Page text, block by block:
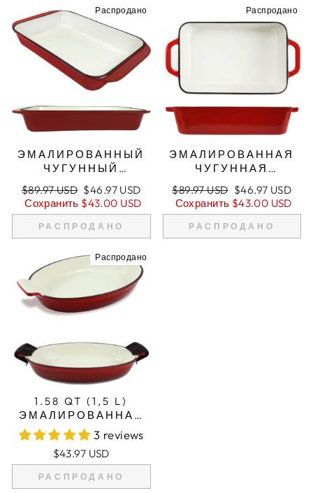
Распродано
ЭМАЛИРОВАННЫЙ
ЧУГУННЫЙ
ПРЯМОУГОЛЬНЫЙ
ЖАРОВНЯ,
КАСТРЮЛЯ, ФОРМА
ДЛЯ ЛАЗАНЬИ,
ГЛУБОКИЙ
ПРОТИВЕНЬ ДЛЯ
ЖАРКИ - КРАСНЫЙ
Обычная
цена
$89.97 USD Цена
продажи
$46.97 USD
Сохранить $43.00 USD
РАСПРОДАНО
Распродано
ЭМАЛИРОВАННАЯ
ЧУГУННАЯ
ПРЯМОУГОЛЬНАЯ
ФОРМА ДЛЯ
ВЫПЕЧКИ С
ПЕТЛЕВЫМИ
РУЧКАМИ,
Обычная
цена
$89.97 USD Цена
продажи
$46.97 USD
Сохранить $43.00 USD
РАСПРОДАНО
Распродано
1.58 QT (1,5 L)
ЭМАЛИРОВАННАЯ
ЧУГУННАЯ
ОВАЛЬНАЯ ФОРМА
ДЛЯ ЗАПЕКАНИЯ,
ФОРМА ДЛЯ
ЛАЗАНЬИ,
3 reviews
$43.97 USD
РАСПРОДАНО